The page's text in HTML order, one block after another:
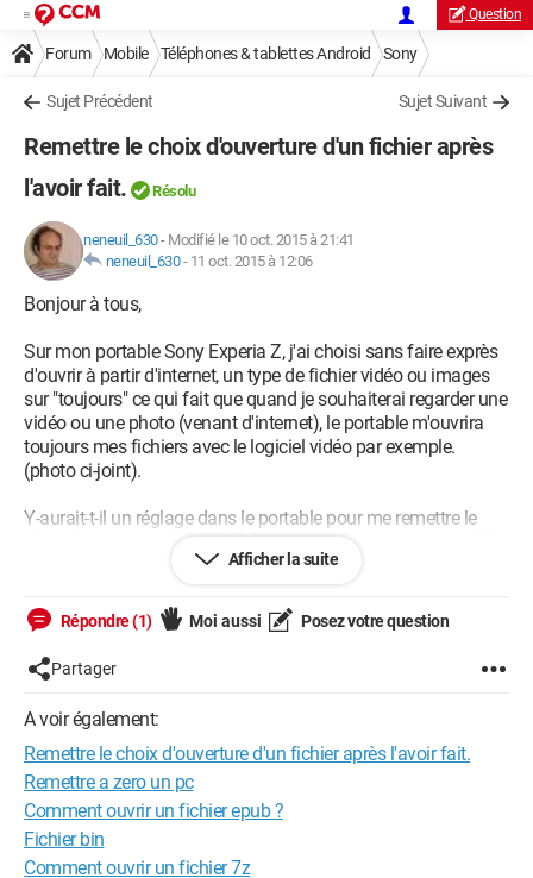
Question
Forum Mobile Téléphones & tablettes Android Sony
Sujet Précédent Sujet Suivant
Remettre le choix d'ouverture d'un fichier après
l'avoir fait.
Résolu
neneuil_630- Modifié le 10 oct. 2015 à 21:41
neneuil_630- 11 oct. 2015 à 12:06
Bonjour à tous,
Sur mon portable Sony Experia Z, j'ai choisi sans faire exprès
d'ouvrir à partir d'internet, un type de fichier vidéo ou images
sur "toujours" ce qui fait que quand je souhaiterai regarder une
vidéo ou une photo (venant d'internet), le portable m'ouvrira
toujours mes fichiers avec le logiciel vidéo par exemple.
(photo ci-joint).
Y-aurait-t-il un réglage dans le portable pour me remettre le
choix d'ouverture de fichier ? Comme sur la photo ci-jointe) ?
Merci d'avoir l'amabilité de me dire comment on procède.
Afficher la suite
Répondre (1) Moi aussi Posez votre question
Partager
A voir également:
Remettre le choix d'ouverture d'un fichier après l'avoir fait.
Remettre a zero un pc
Comment ouvrir un fichier epub ?
Fichier bin
Comment ouvrir un fichier 7z